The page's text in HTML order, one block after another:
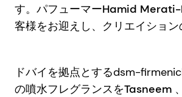
す。パフューマーHamid
客様をお迎えし、クリエイション
ドバイを拠点とするdsm-
の噴水フレグランスをTasneem